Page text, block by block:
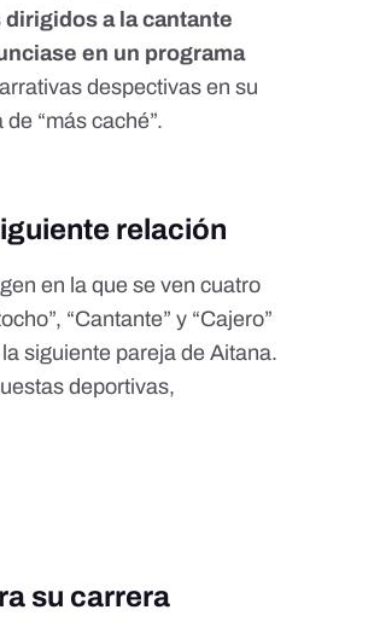
a la cantante
en un programa
despectivas en su
“más caché”.
relación
en la que se ven cuatro
“Cantante” y “Cajero”
siguiente pareja de Aitana.
deportivas,
su carrera